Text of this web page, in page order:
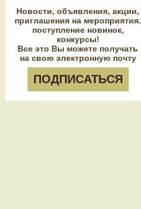
Новости, объявления, акции,
приглашения на мероприятия.
поступление новинок,
конкурсы!
Все это Вы можете получать
на свою электронную почту
ПОДПИСАТЬСЯ